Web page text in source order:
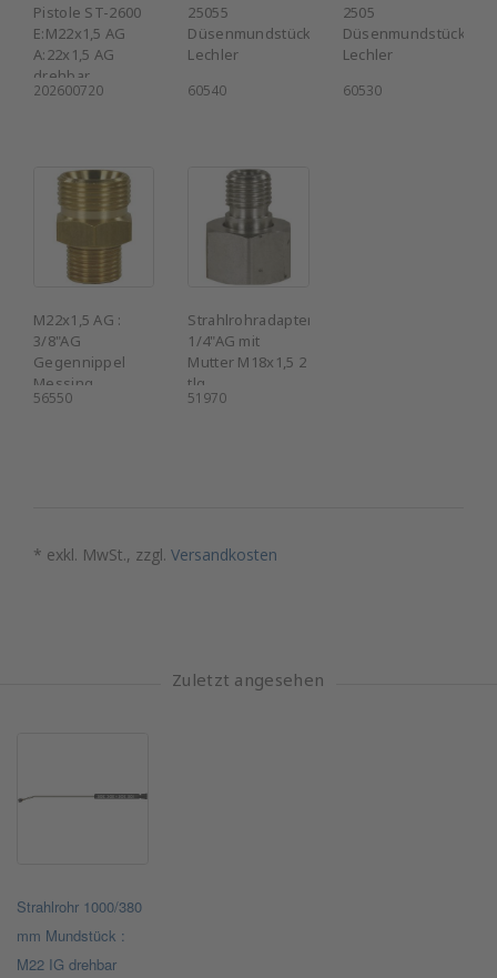
Pistole ST-2600
E:M22x1,5 AG
A:22x1,5 AG
drehbar
202600720
25055
Düsenmundstück
Lechler
60540
2505
Düsenmundstück
Lechler
60530
M22x1,5 AG :
3/8"AG
Gegennippel
Messing
56550
Strahlrohradapter
1/4"AG mit
Mutter M18x1,5 2
tlg.
51970
* exkl. MwSt., zzgl. Versandkosten
Zuletzt angesehen
Strahlrohr 1000/380
mm Mundstück :
M22 IG drehbar